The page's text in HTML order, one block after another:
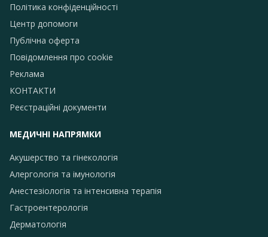
Політика конфіденційності
Центр допомоги
Публічна оферта
Повідомлення про сookie
Реклама
КОНТАКТИ
Реєстраційні документи
МЕДИЧНІ НАПРЯМКИ
Акушерство та гінекологія
Алергологія та імунологія
Анестезіологія та інтенсивна терапія
Гастроентерологія
Дерматологія